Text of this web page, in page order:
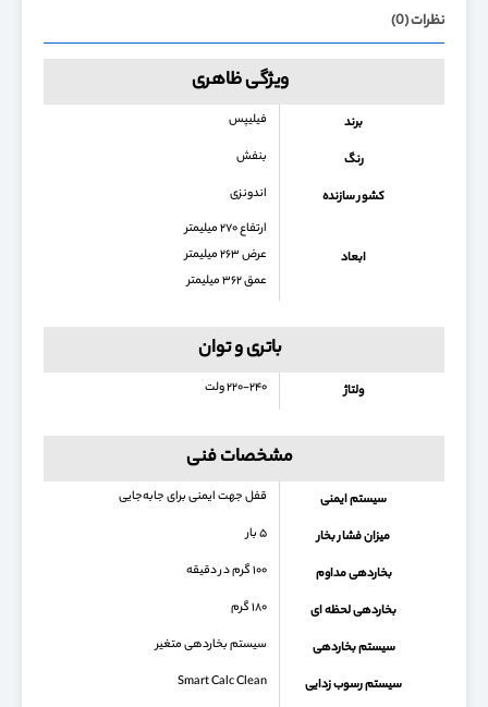
نظرات (0)
ویژگی ظاهری
برند فیلیپس
رنگ بنفش
کشور سازنده اندونزی
ابعاد
ارتفاع ۲۷۰ میلیمتر
عرض ۲۶۳ میلیمتر
عمق ۳۶۲ میلیمتر
باتری و توان
ولتاژ ۲۲۰-۲۴۰ ولت
مشخصات فنی
سیستم ایمنی قفل جهت ایمنی برای جابه‌جایی
میزان فشار بخار ۵ بار
بخاردهی مداوم ۱۰۰ گرم در دقیقه
بخاردهی لحظه ای ۱۸۰ گرم
سیستم بخاردهی سیستم بخاردهی متغیر
سیستم رسوب زدایی Smart Calc Clean